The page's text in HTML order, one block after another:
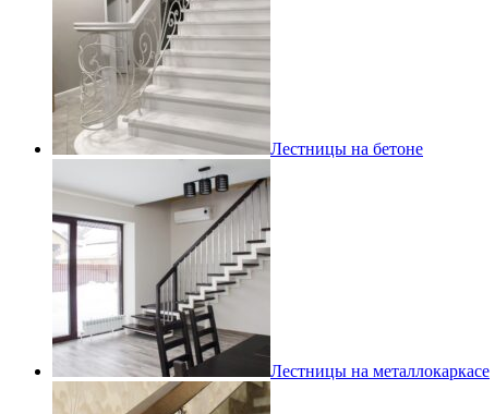
Лестницы на бетоне
Лестницы на металлокаркасе